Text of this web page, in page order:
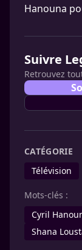
Hanouna
Suivre
Retrouvez
CATÉGORIE
Télévision
Mots-clés :
Cyril
Shana